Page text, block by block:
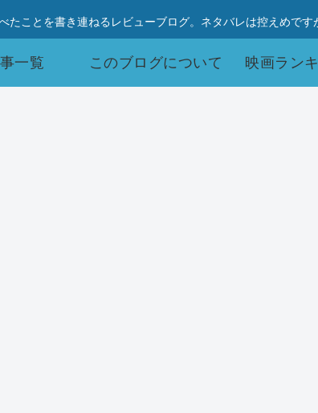
ことを書き連ねるレビューブログ。ネタバレは控えめです
一覧 このブログについて 映画ラン